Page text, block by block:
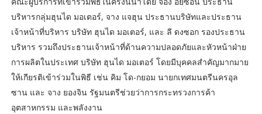
บริหารกลุ่มฮุนได มอเตอร์, จาง แจฮุน ประธานบริษัทและประธาน
เจ้าหน้าที่บริหาร บริษัท ฮุนได มอเตอร์, และ ลี ดงซอก รองประธาน
บริหาร รวมถึงประธานเจ้าหน้าที่ด้านความปลอดภัยและหัวหน้าฝ่าย
การผลิตในประเทศ บริษัท ฮุนได มอเตอร์ โดยมีบุคคลสำคัญมากมาย
ให้เกียรติเข้าร่วมในพิธี เช่น คิม โด-กยอม นายกเทศมนตรีนครอุล
ซาน และ จาง ยองจิน รัฐมนตรีช่วยว่าการกระทรวงการค้า
อุตสาหกรรม และพลังงาน